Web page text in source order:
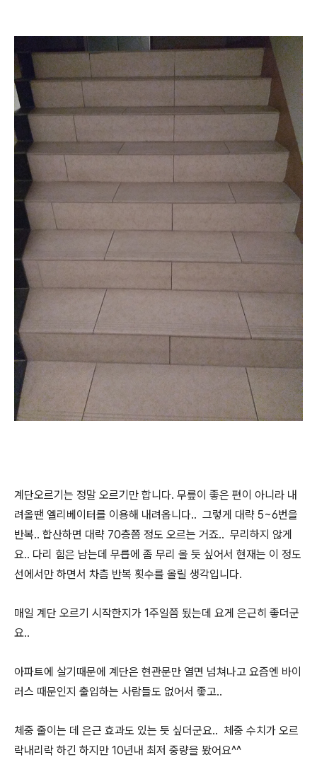
계단오르기는 정말 오르기만 합니다. 무릎이 좋은 편이 아니라 내
려올땐 엘리베이터를 이용해 내려옵니다.. 그렇게 대략 5~6번을
반복.. 합산하면 대략 70층쯤 정도 오르는 거죠.. 무리하지 않게
요.. 다리 힘은 남는데 무릅에 좀 무리 올 듯 싶어서 현재는 이 정도
선에서만 하면서 차츰 반복 횟수를 올릴 생각입니다.
매일 계단 오르기 시작한지가 1주일쯤 됬는데 요게 은근히 좋더군
요..
아파트에 살기때문에 계단은 현관문만 열면 넘쳐나고 요즘엔 바이
러스 때문인지 출입하는 사람들도 없어서 좋고..
체중 줄이는 데 은근 효과도 있는 듯 싶더군요.. 체중 수치가 오르
락내리락 하긴 하지만 10년내 최저 중량을 봤어요^^